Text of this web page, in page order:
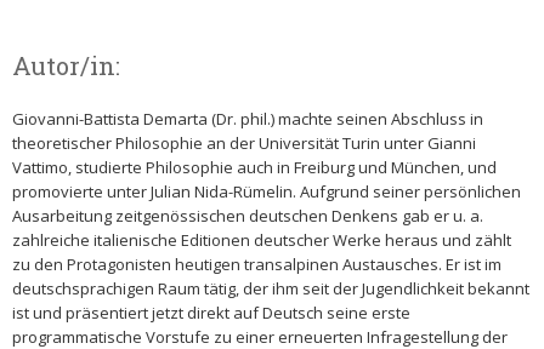
Autor/in:
Giovanni-Battista Demarta (Dr. phil.) machte seinen Abschluss in
theoretischer Philosophie an der Universität Turin unter Gianni
Vattimo, studierte Philosophie auch in Freiburg und München, und
promovierte unter Julian Nida-Rümelin. Aufgrund seiner persönlichen
Ausarbeitung zeitgenössischen deutschen Denkens gab er u. a.
zahlreiche italienische Editionen deutscher Werke heraus und zählt
zu den Protagonisten heutigen transalpinen Austausches. Er ist im
deutschsprachigen Raum tätig, der ihm seit der Jugendlichkeit bekannt
ist und präsentiert jetzt direkt auf Deutsch seine erste
programmatische Vorstufe zu einer erneuerten Infragestellung der